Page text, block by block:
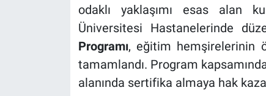
odaklı yaklaşımı esas alan
Üniversitesi Hastanelerinde
Programı, eğitim hemşirelerinin
tamamlandı. Program
alanında sertifika almaya hak